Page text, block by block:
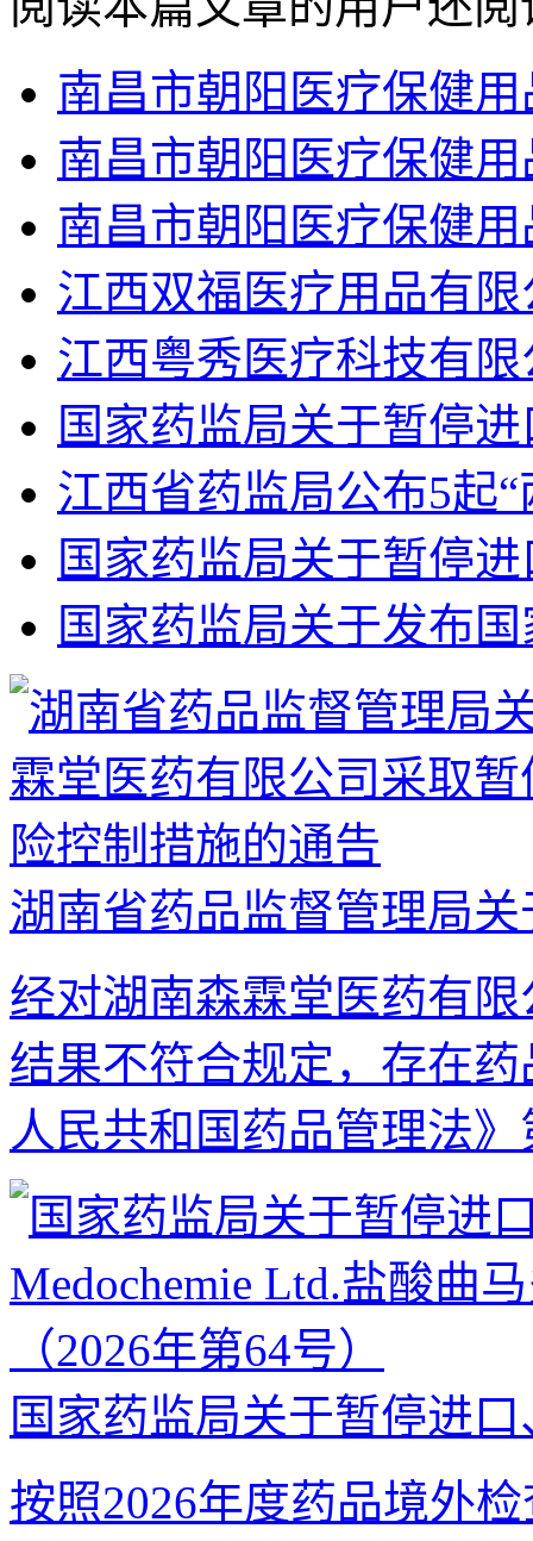
南昌市朝阳医疗保健
南昌市朝阳医疗保健
南昌市朝阳医疗保健
江西双福医疗用品有
江西粤秀医疗科技有
国家药监局关于暂停
江西省药监局公布5起
国家药监局关于暂停
国家药监局关于发布
湖南省药品监督管理局关
经对湖南森霖堂医药有
结果不符合规定，存在
人民共和国药品管理法》
国家药监局关于暂停进口
按照2026年度药品境外